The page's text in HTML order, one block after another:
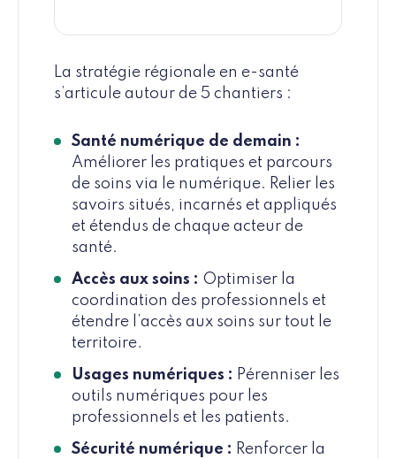
La stratégie régionale en e-santé
s’articule autour de 5 chantiers :
Santé numérique de demain :
Améliorer les pratiques et parcours
de soins via le numérique. Relier les
savoirs situés, incarnés et appliqués
et étendus de chaque acteur de
santé.
Accès aux soins : Optimiser la
coordination des professionnels et
étendre l’accès aux soins sur tout le
territoire.
Usages numériques : Pérenniser les
outils numériques pour les
professionnels et les patients.
Sécurité numérique : Renforcer la